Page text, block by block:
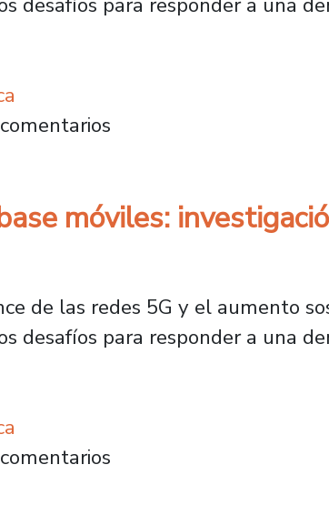
base móviles: investigación
móviles:
de las redes 5G y el aumento
desafíos para responder a una
base móviles: investigación